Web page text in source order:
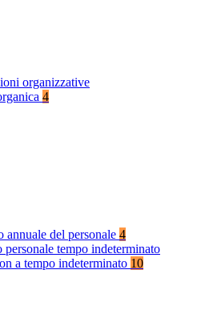
organizzative
4
annuale del personale 4
personale tempo indeterminato
a tempo indeterminato 10